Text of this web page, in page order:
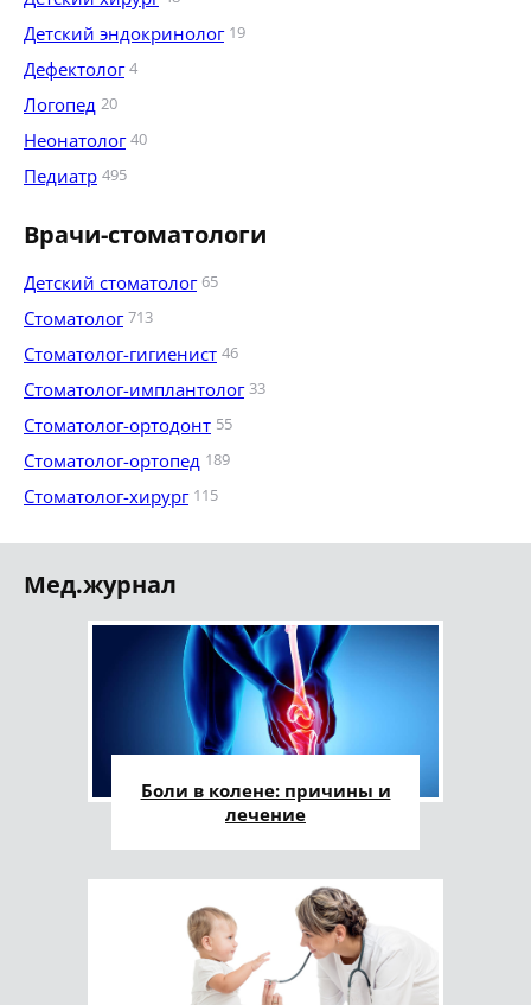
Детский эндокринолог 19
Дефектолог 4
Логопед 20
Неонатолог 40
Педиатр 495
Врачи-стоматологи
Детский стоматолог 65
Стоматолог 713
Стоматолог-гигиенист 46
Стоматолог-имплантолог 33
Стоматолог-ортодонт 55
Стоматолог-ортопед 189
Стоматолог-хирург 115
Мед.журнал
Боли в колене: причины и
лечение